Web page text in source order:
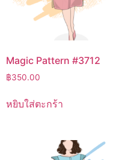
Magic Pattern #3712
฿350.00
หยิบใส่ตะกร้า